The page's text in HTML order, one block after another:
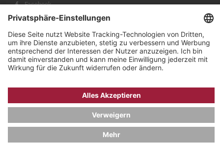
Facebook
Instagram
Bachmann & Scher GmbH / Watchandco GmbH
DATENSCHUTZ IMPRESSUM
VERSANDKOSTEN